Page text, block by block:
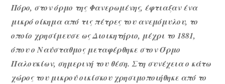
Πόρο, στον όρμο της Φανερωμένης, έφτιαξαν ένα
μικρό οίκημα από τις πέτρες του ανεμόμυλου, το
οποίο χρησίμευσε ως Διοικητήριο, μέχρι το 1881,
όπου ο Ναύσταθμος μεταφέρθηκε στον Όρμο
Παλουκίων, σημερινή του θέση. Στη συνέχεια ο κάτω
χώρος του μικρού οικίσκου χρησιμοποιήθηκε από το